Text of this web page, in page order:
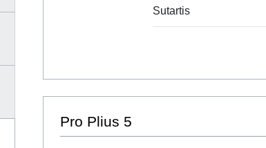
Sutartis
Pro Plius 5